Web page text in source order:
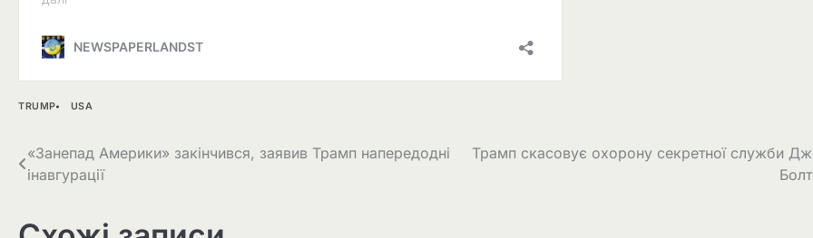
TRUMP USA
Навігація
записів
«Занепад Америки» закінчився, заявив Трамп напередодні
інавгурації
Трамп скасовує охорону секретної служби